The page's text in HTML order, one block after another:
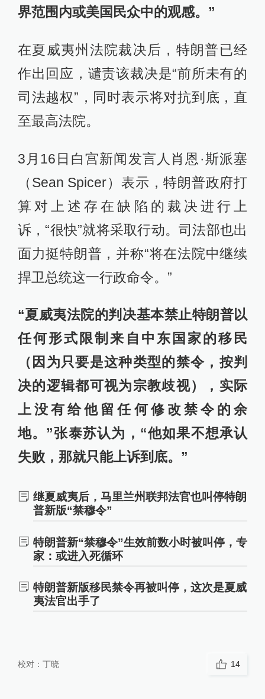
界范围内或美国民众中的观感。”
在夏威夷州法院裁决后，特朗普已经
作出回应，谴责该裁决是“前所未有的
司法越权”，同时表示将对抗到底，直
至最高法院。
3月16日白宫新闻发言人肖恩·斯派塞
（Sean Spicer）表示，特朗普政府打
算对上述存在缺陷的裁决进行上
诉，“很快”就将采取行动。司法部也出
面力挺特朗普，并称“将在法院中继续
捍卫总统这一行政命令。”
“夏威夷法院的判决基本禁止特朗普以
任何形式限制来自中东国家的移民
（因为只要是这种类型的禁令，按判
决的逻辑都可视为宗教歧视），实际
上没有给他留任何修改禁令的余
地。”张泰苏认为，“他如果不想承认
失败，那就只能上诉到底。”
继夏威夷后，马里兰州联邦法官也叫停特朗
普新版“禁穆令”
特朗普新“禁穆令”生效前数小时被叫停，专
家：或进入死循环
特朗普新版移民禁令再被叫停，这次是夏威
夷法官出手了
校对： 丁晓 14